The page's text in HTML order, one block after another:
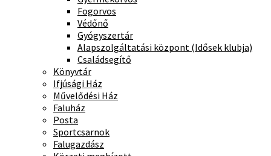
Fogorvos
Védőnő
Gyógyszertár
Alapszolgáltatási központ (Idősek klubja)
Családsegítő
Könyvtár
Ifjúsági Ház
Művelődési Ház
Faluház
Posta
Sportcsarnok
Falugazdász